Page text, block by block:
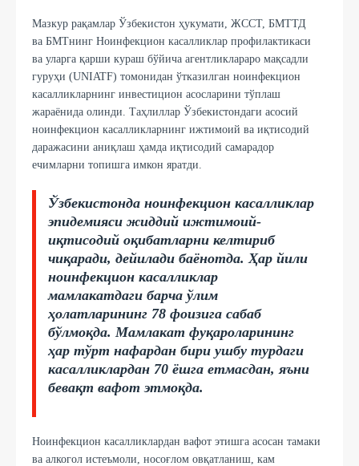
Мазкур рақамлар Ўзбекистон ҳукумати, ЖССТ, БМТТД
ва БМТнинг Ноинфекцион касалликлар профилактикаси
ва уларга қарши кураш бўйича агентликлараро мақсадли
гуруҳи (UNIATF) томонидан ўтказилган ноинфекцион
касалликларнинг инвестицион асосларини тўплаш
жараёнида олинди. Таҳлиллар Ўзбекистондаги асосий
ноинфекцион касалликларнинг ижтимоий ва иқтисодий
даражасини аниқлаш ҳамда иқтисодий самарадор
ечимларни топишга имкон яратди.
Ўзбекистонда ноинфекцион касалликлар
эпидемияси жиддий ижтимоий-
иқтисодий оқибатларни келтириб
чиқаради, дейилади баёнотда. Ҳар йили
ноинфекцион касалликлар
мамлакатдаги барча ўлим
ҳолатларининг 78 фоизига сабаб
бўлмоқда. Мамлакат фуқароларининг
ҳар тўрт нафардан бири ушбу турдаги
касалликлардан 70 ёшга етмасдан, яъни
бевақт вафот этмоқда.
Ноинфекцион касалликлардан вафот этишга асосан тамаки
ва алкогол истеъмоли, носоғлом овқатланиш, кам